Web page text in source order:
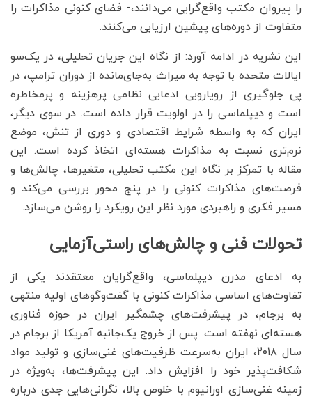
را پیروان مکتب واقع‌گرایی می‌دانند،- فضای کنونی مذاکرات را
متفاوت از دوره‌های پیشین ارزیابی می‌کنند.
این نشریه در ادامه آورد: از نگاه این جریان تحلیلی، در یک‌سو
ایالات متحده با توجه به میراث به‌جای‌مانده از دوران ترامپ، در
پی جلوگیری از رویارویی ادعایی نظامی پرهزینه و پرمخاطره
است و دیپلماسی را در اولویت قرار داده است. در سوی دیگر،
ایران که به واسطه شرایط اقتصادی و دوری از تنش، موضع
نرم‌تری نسبت به مذاکرات هسته‌ای اتخاذ کرده است. این
مقاله با تمرکز بر نگاه این مکتب تحلیلی، متغیرها، چالش‌ها و
فرصت‌های مذاکرات کنونی را در پنج محور بررسی می‌کند و
مسیر فکری و راهبردی مورد نظر این رویکرد را روشن می‌سازد.
تحولات فنی و چالش‌های راستی‌آزمایی
به ادعای مدرن دیپلماسی، واقع‌گرایان معتقدند یکی از
تفاوت‌های اساسی مذاکرات کنونی با گفت‌وگوهای اولیه منتهی
به برجام، در پیشرفت‌های چشمگیر ایران در حوزه فناوری
هسته‌ای نهفته است. پس از خروج یک‌جانبه آمریکا از برجام در
سال ۲۰۱۸، ایران به‌سرعت ظرفیت‌های غنی‌سازی و تولید مواد
شکافت‌پذیر خود را افزایش داد. این پیشرفت‌ها، به‌ویژه در
زمینه غنی‌سازی اورانیوم با خلوص بالا، نگرانی‌هایی جدی درباره